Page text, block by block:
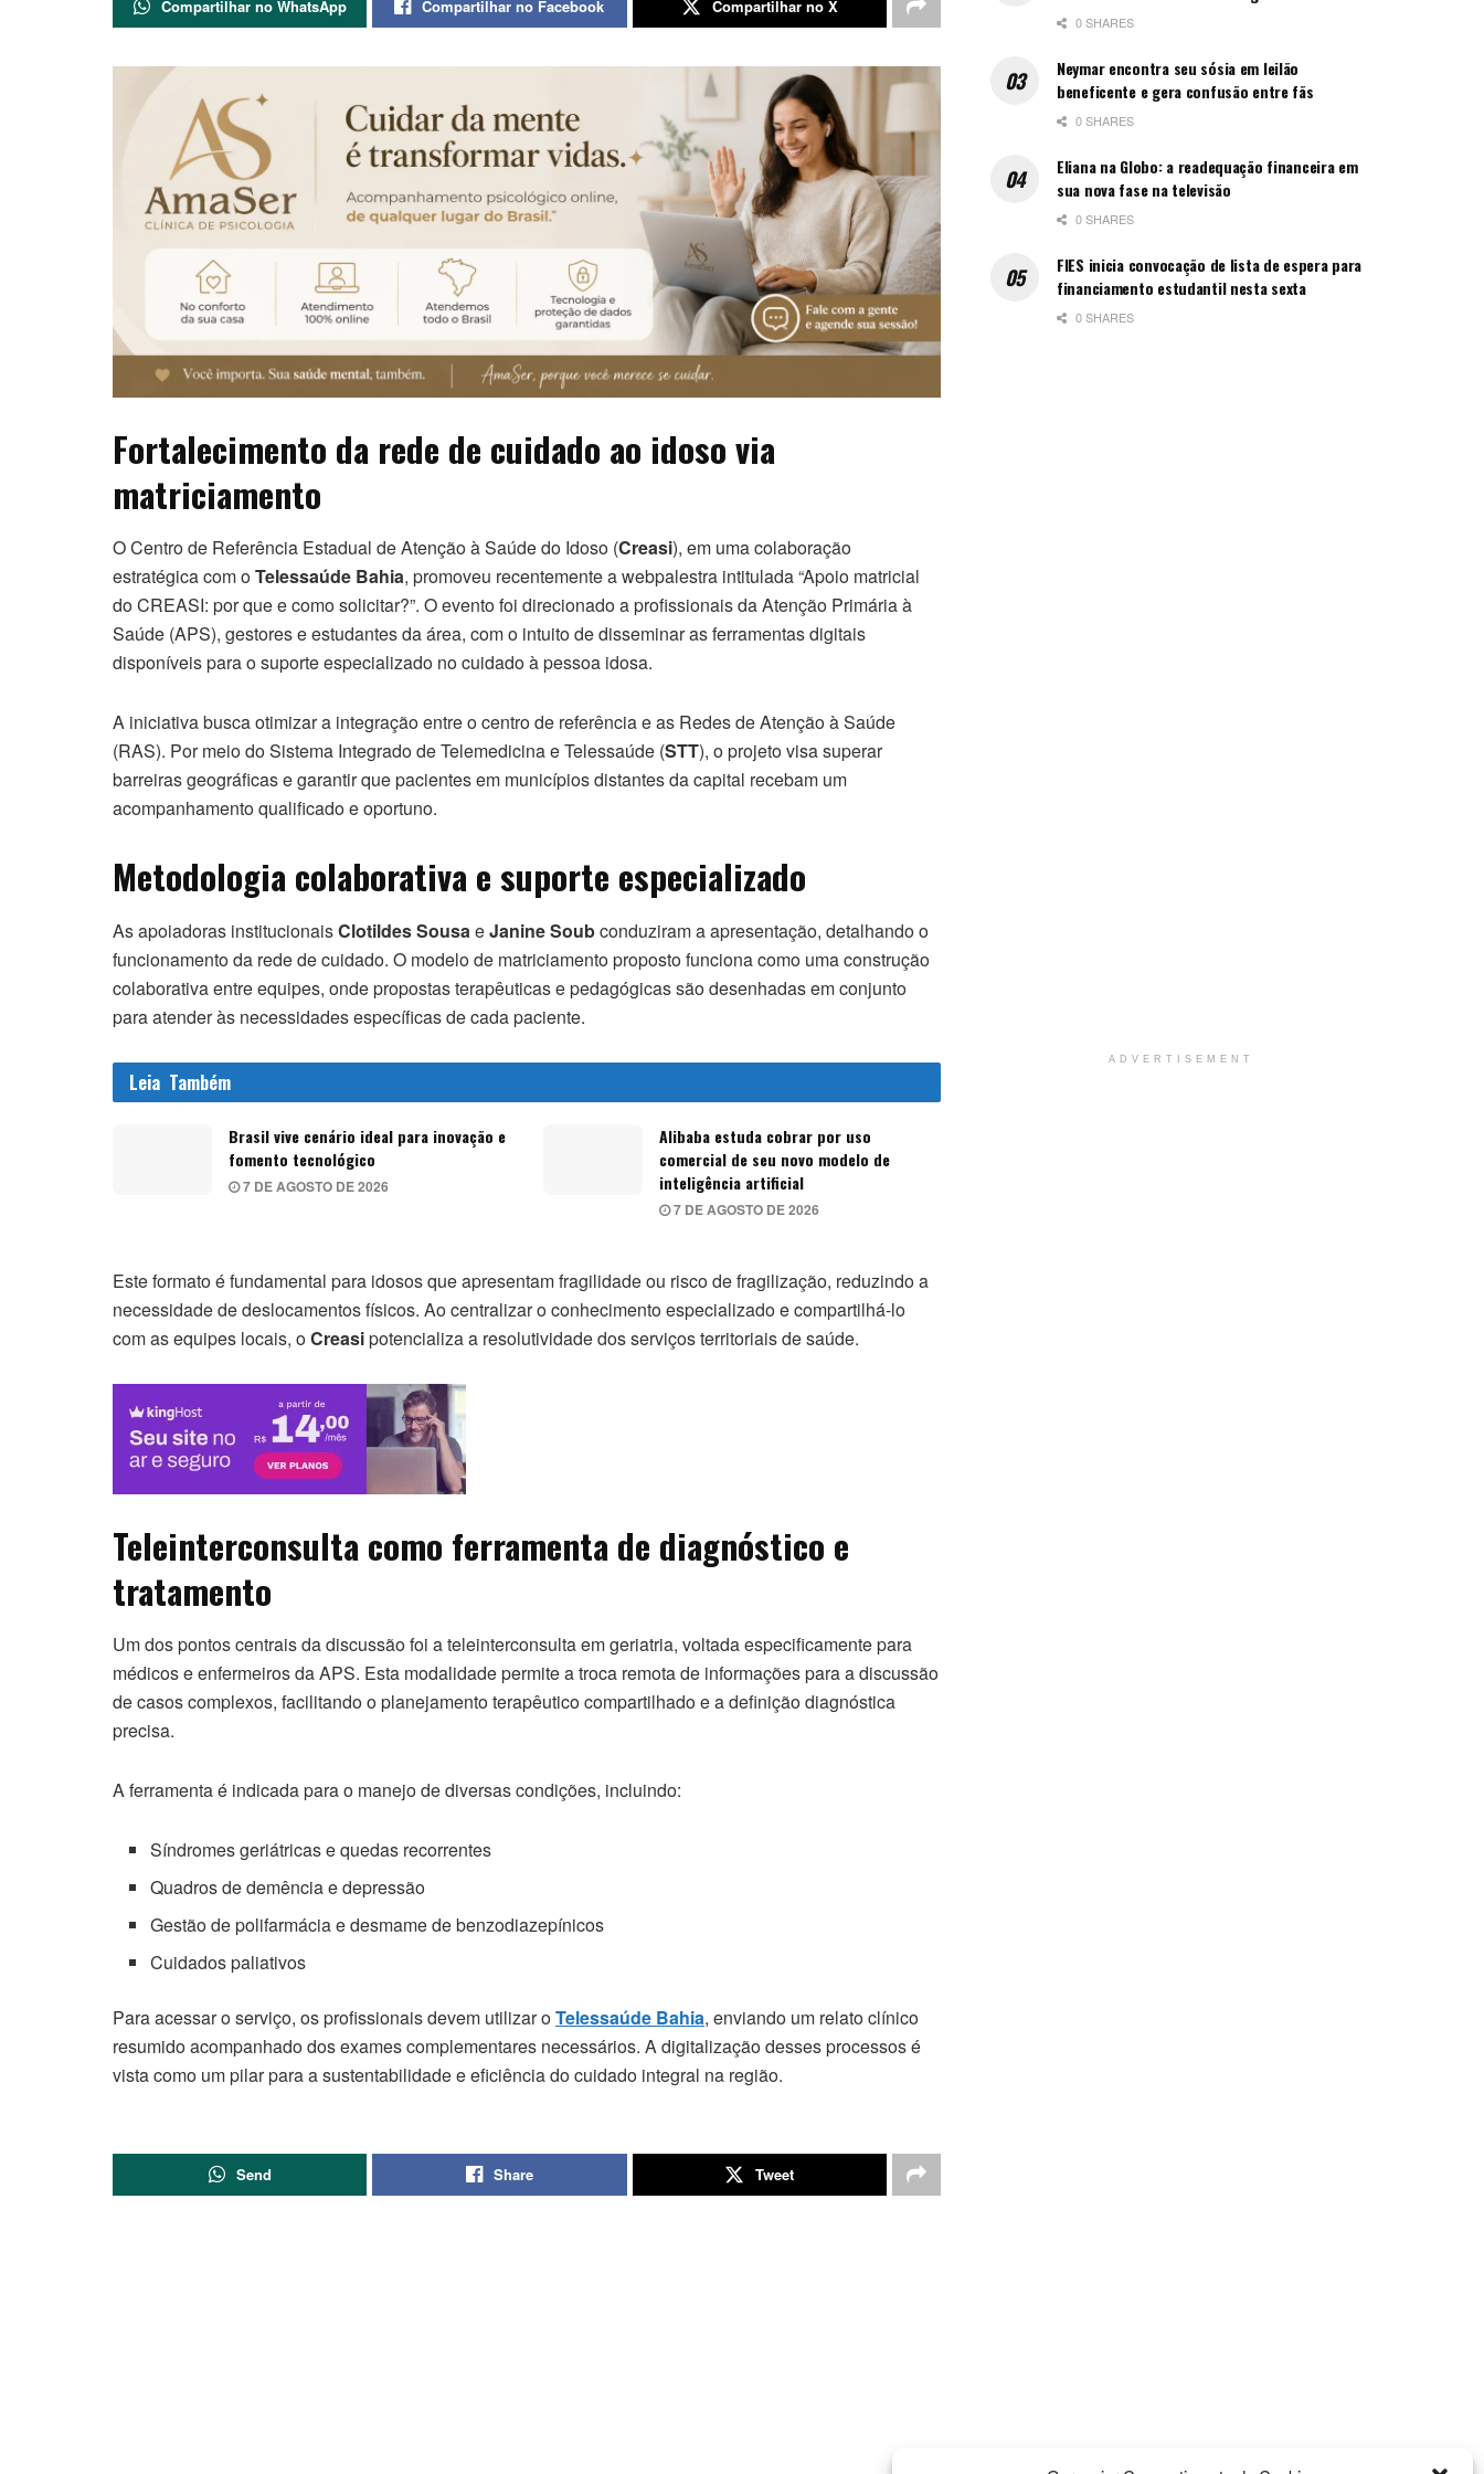
Compartilhar no WhatsApp Compartilhar no Facebook Compartilhar no X
Fortalecimento da rede de cuidado ao idoso via
matriciamento
O Centro de Referência Estadual de Atenção à Saúde do Idoso (Creasi), em uma colaboração
estratégica com oTelessaúde Bahia, promoveu recentemente a webpalestra intitulada “Apoio matricial
do CREASI: por que e como solicitar?”. O evento foi direcionado a profissionais da Atenção Primária à
Saúde (APS), gestores e estudantes da área, com o intuito de disseminar as ferramentas digitais
disponíveis para o suporte especializado no cuidado à pessoa idosa.
A iniciativa busca otimizar a integração entre o centro de referência e as Redes de Atenção à Saúde
(RAS). Por meio do Sistema Integrado de Telemedicina e Telessaúde (STT), o projeto visa superar
barreiras geográficas e garantir que pacientes em municípios distantes da capital recebam um
acompanhamento qualificado e oportuno.
Metodologia colaborativa e suporte especializado
As apoiadoras institucionaisClotildes SousaeJanine Soubconduziram a apresentação, detalhando o
funcionamento da rede de cuidado. O modelo de matriciamento proposto funciona como uma construção
colaborativa entre equipes, onde propostas terapêuticas e pedagógicas são desenhadas em conjunto
para atender às necessidades específicas de cada paciente.
Leia Também
Brasil vive cenário ideal para inovação e
fomento tecnológico
7 DE AGOSTO DE 2026
Alibaba estuda cobrar por uso
comercial de seu novo modelo de
inteligência artificial
7 DE AGOSTO DE 2026
Este formato é fundamental para idosos que apresentam fragilidade ou risco de fragilização, reduzindo a
necessidade de deslocamentos físicos. Ao centralizar o conhecimento especializado e compartilhá-lo
com as equipes locais, oCreasipotencializa a resolutividade dos serviços territoriais de saúde.
Teleinterconsulta como ferramenta de diagnóstico e
tratamento
Um dos pontos centrais da discussão foi a teleinterconsulta em geriatria, voltada especificamente para
médicos e enfermeiros da APS. Esta modalidade permite a troca remota de informações para a discussão
de casos complexos, facilitando o planejamento terapêutico compartilhado e a definição diagnóstica
precisa.
A ferramenta é indicada para o manejo de diversas condições, incluindo:
Síndromes geriátricas e quedas recorrentes
Quadros de demência e depressão
Gestão de polifarmácia e desmame de benzodiazepínicos
Cuidados paliativos
Para acessar o serviço, os profissionais devem utilizar oTelessaúde Bahia, enviando um relato clínico
resumido acompanhado dos exames complementares necessários. A digitalização desses processos é
vista como um pilar para a sustentabilidade e eficiência do cuidado integral na região.
Send Share Tweet
0 SHARES
Neymar encontra seu sósia em leilão
beneficente e gera confusão entre fãs
0 SHARES
Eliana na Globo: a readequação financeira em
sua nova fase na televisão
0 SHARES
FIES inicia convocação de lista de espera para
financiamento estudantil nesta sexta
0 SHARES
ADVERTISEMENT